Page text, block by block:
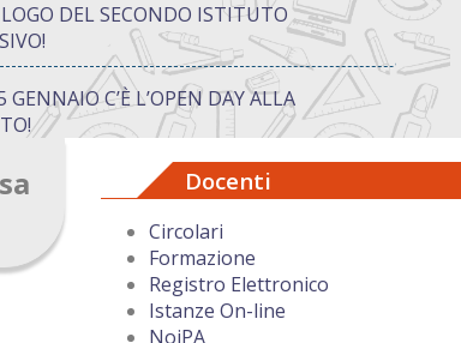
DEL SECONDO ISTITUTO
GENNAIO C’È L’OPEN DAY ALLA
TRA CREATIVITÀ E GIOCO:
NATALE DAL DIRIGENTE
Docenti
Circolari
Formazione
Registro Elettronico
Istanze On-line
NoiPA